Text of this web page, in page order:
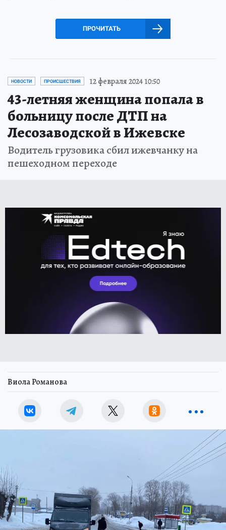
ПРОЧИТАТЬ
НОВОСТИ ПРОИСШЕСТВИЯ 12 февраля 2024 10:50
43-летняя женщина попала в
больницу после ДТП на
Лесозаводской в Ижевске
Водитель грузовика сбил ижевчанку на
пешеходном переходе
Виола Романова